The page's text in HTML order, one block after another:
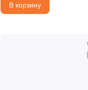
В корзину